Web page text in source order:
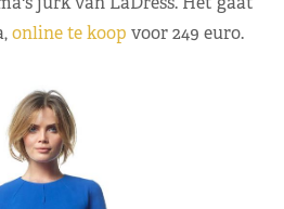
online te koop voor 249 euro.